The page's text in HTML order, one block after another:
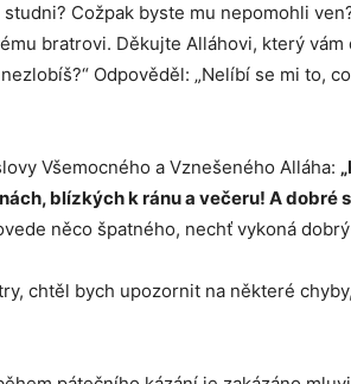
Cožpak byste mu nepomohli
bratrovi. Děkujte Alláhovi, který vám
Odpověděl: „Nelíbí se mi to,
Všemocného a Vznešeného Alláha:
blízkých k ránu a večeru! A
něco špatného, nechť vykoná
chtěl bych upozornit na některé